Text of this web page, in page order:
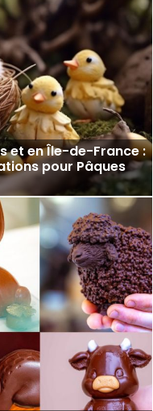
et en Île-de-France :
pour Pâques